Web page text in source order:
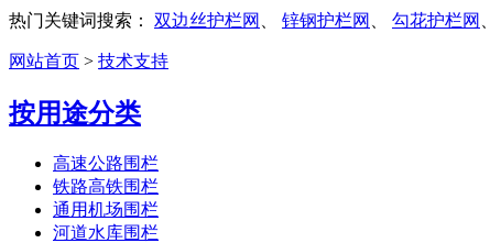
热门关键词搜索： 双边丝护栏网 锌钢护栏网 勾花护栏网
网站首页 > 技术支持
按用途分类
高速公路围栏
铁路高铁围栏
通用机场围栏
河道水库围栏